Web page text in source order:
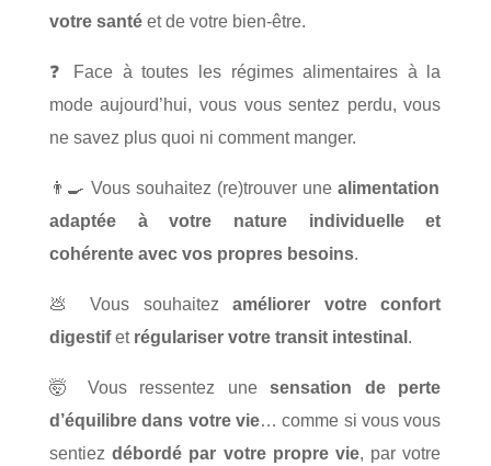
votre santéet de votre bien-être.
❓
Face à toutes les régimes alimentaires à la
mode aujourd’hui, vous vous sentez perdu, vous
ne savez plus quoi ni comment manger.
👨‍🍳 Vous souhaitez (re)trouver une alimentation
adaptée à votre nature individuelle et
cohérente avec vos propres besoins.
💩 Vous souhaitezaméliorer votre confort
digestifet régulariser votre transit intestinal .
🤯 Vous ressentez unesensation de perte
d’équilibre dans votre vie… comme si vous vous
sentiezdébordé par votre propre vie, par votre